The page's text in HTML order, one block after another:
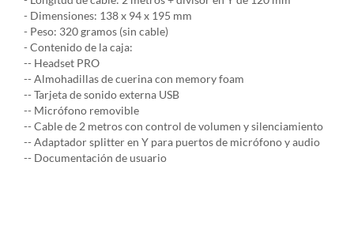
- Dimensiones: 138 x 94 x 195 mm
- Peso: 320 gramos (sin cable)
- Contenido de la caja:
-- Headset PRO
-- Almohadillas de cuerina con memory foam
-- Tarjeta de sonido externa USB
-- Micrófono removible
-- Cable de 2 metros con control de volumen y silenciamiento
-- Adaptador splitter en Y para puertos de micrófono y audio
-- Documentación de usuario